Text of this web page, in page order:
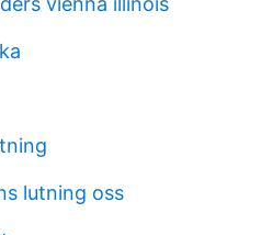
lutning oss